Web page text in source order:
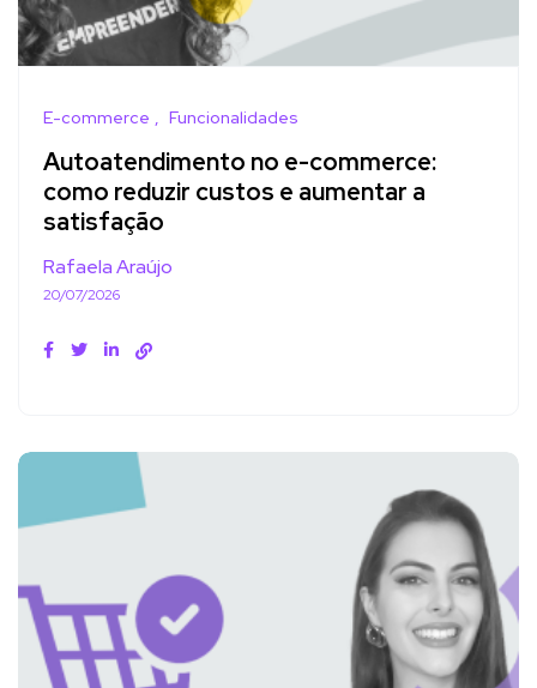
E-commerce Funcionalidades
Autoatendimento no e-commerce:
como reduzir custos e aumentar a
satisfação
Rafaela Araújo
20/07/2026